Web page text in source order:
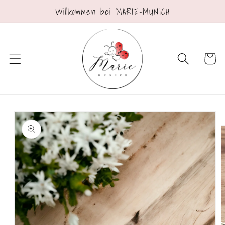
Inhalt
Willkommen bei MARIE-MUNICH